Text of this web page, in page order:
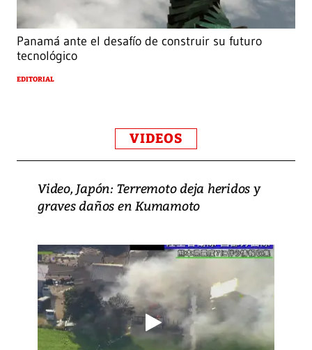
Panamá ante el desafío de construir su futuro
tecnológico
EDITORIAL
VIDEOS
Video, Japón: Terremoto deja heridos y
graves daños en Kumamoto